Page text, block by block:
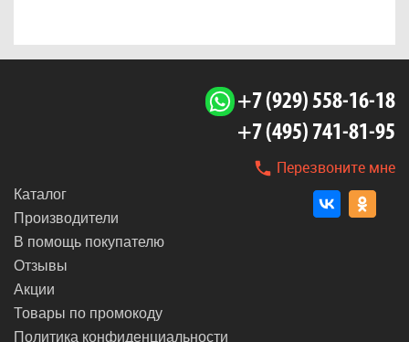
+7 (929) 558-16-18
+7 (495) 741-81-95
Перезвоните мне
Каталог
Производители
В помощь покупателю
Отзывы
Акции
Товары по промокоду
Политика конфиденциальности